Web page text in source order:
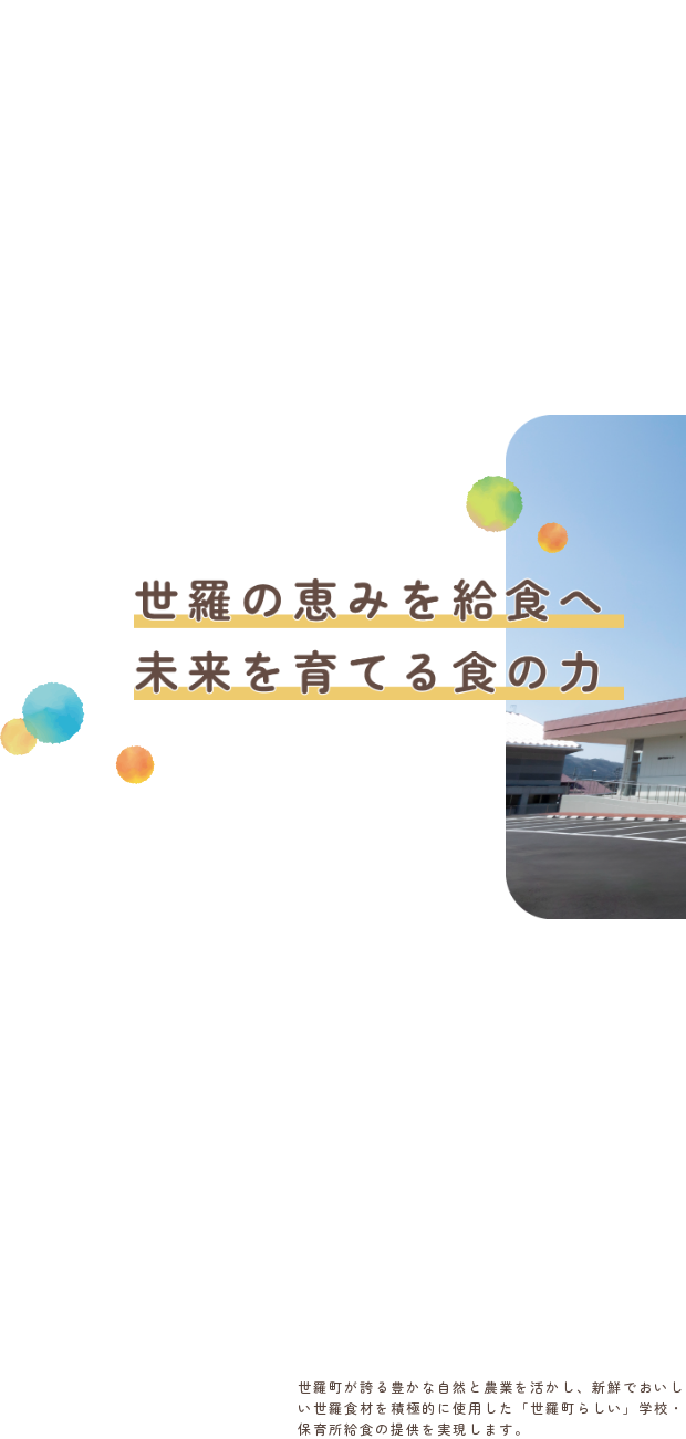
世羅町が誇る豊かな自然と農業を活かし、新鮮でおいし
い世羅食材を積極的に使用した「世羅町らしい」学校・
保育所給食の提供を実現します。